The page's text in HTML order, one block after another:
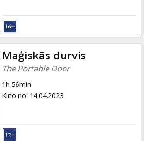
Maģiskās durvis
The Portable Door
1h 56min
Kino no: 14.04.2023